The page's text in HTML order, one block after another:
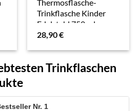
Thermosflasche-
Trinkflasche Kinder
Edelstahl 750 ml
personalisiert mit
Geschenke für…
28,90€
Trinkflaschen
1